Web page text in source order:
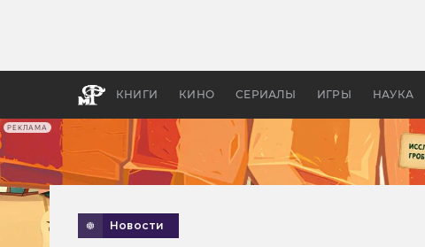
РЕКЛАМА
КНИГИ КИНО СЕРИАЛЫ ИГРЫ НАУКА
Новости